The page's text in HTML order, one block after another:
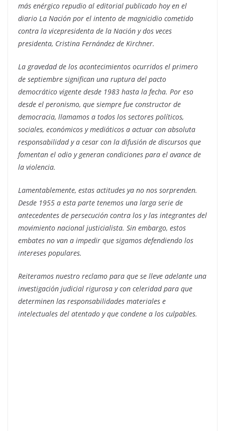
más enérgico repudio al editorial publicado hoy en el
diario La Nación por el intento de magnicidio cometido
contra la vicepresidenta de la Nación y dos veces
presidenta, Cristina Fernández de Kirchner.
La gravedad de los acontecimientos ocurridos el primero
de septiembre significan una ruptura del pacto
democrático vigente desde 1983 hasta la fecha. Por eso
desde el peronismo, que siempre fue constructor de
democracia, llamamos a todos los sectores políticos,
sociales, económicos y mediáticos a actuar con absoluta
responsabilidad y a cesar con la difusión de discursos que
fomentan el odio y generan condiciones para el avance de
la violencia.
Lamentablemente, estas actitudes ya no nos sorprenden.
Desde 1955 a esta parte tenemos una larga serie de
antecedentes de persecución contra los y las integrantes del
movimiento nacional justicialista. Sin embargo, estos
embates no van a impedir que sigamos defendiendo los
intereses populares.
Reiteramos nuestro reclamo para que se lleve adelante una
investigación judicial rigurosa y con celeridad para que
determinen las responsabilidades materiales e
intelectuales del atentado y que condene a los culpables.